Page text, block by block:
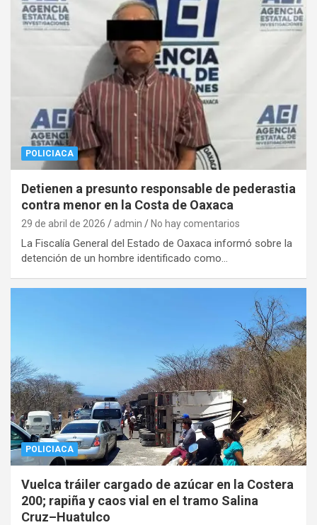
POLICIACA
Detienen a presunto responsable de pederastia
contra menor en la Costa de Oaxaca
29 de abril de 2026 admin No hay comentarios
La Fiscalía General del Estado de Oaxaca informó sobre la
detención de un hombre identificado como…
POLICIACA
Vuelca tráiler cargado de azúcar en la Costera
200; rapiña y caos vial en el tramo Salina
Cruz–Huatulco